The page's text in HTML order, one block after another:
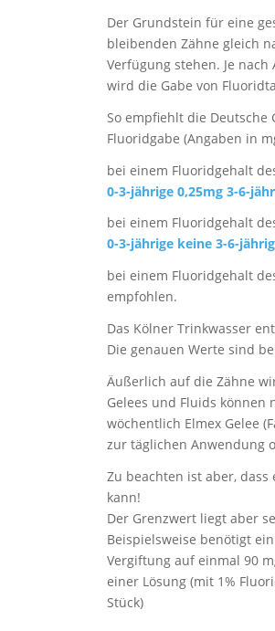
Der Grundstein für eine
bleibenden Zähne gleich
Verfügung stehen. Je
wird die Gabe von
So empfiehlt die
Fluoridgabe (Angaben in
bei einem Fluoridgehalt
0-3-jährige 0,25mg 3-6-
bei einem Fluoridgehalt
0-3-jährige keine 3-6-
bei einem Fluoridgehalt
empfohlen.
Das Kölner Trinkwasser
Die genauen Werte sind
Äußerlich auf die Zähne
Gelees und Fluids
wöchentlich Elmex Gelee
zur täglichen Anwendung
Zu beachten ist aber,
kann!
Der Grenzwert liegt aber
Beispielsweise benötigt
Vergiftung auf einmal 90
einer Lösung (mit 1%
Stück)